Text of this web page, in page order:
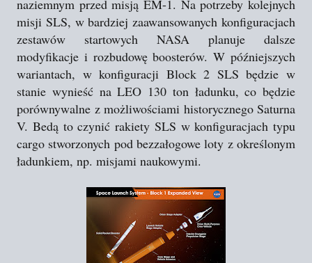
naziemnym przed misją EM-1. Na potrzeby kolejnych
misji SLS, w bardziej zaawansowanych konfiguracjach
zestawów startowych NASA planuje dalsze
modyfikacje i rozbudowę boosterów. W późniejszych
wariantach, w konfiguracji Block 2 SLS będzie w
stanie wynieść na LEO 130 ton ładunku, co będzie
porównywalne z możliwościami historycznego Saturna
V. Bedą to czynić rakiety SLS w konfiguracjach typu
cargo stworzonych pod bezzałogowe loty z określonym
ładunkiem, np. misjami naukowymi.